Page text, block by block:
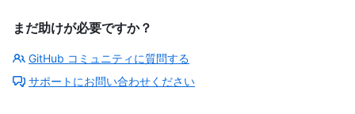
まだ助けが必要ですか？
GitHub コミュニティに質問する
サポートにお問い合わせください